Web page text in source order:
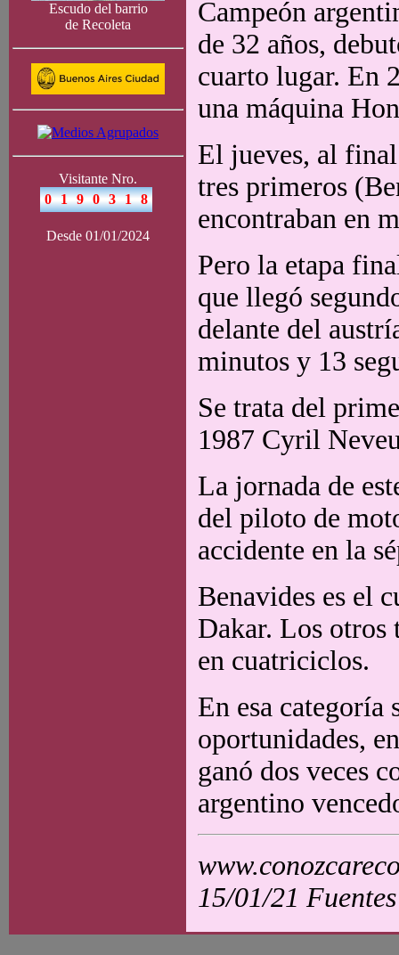
Escudo del barrio
de Recoleta
Visitante Nro.
Desde 01/01/2024
Campeón
de 32 años,
cuarto lugar. En
una máquina
El jueves, al final
tres primeros
encontraban en
Pero la etapa
que llegó
delante del
minutos y 13
Se trata del
1987 Cyril
La jornada de
del piloto de
accidente en la
Benavides es el
Dakar. Los otros
en cuatriciclos.
En esa categoría
oportunidades,
ganó dos veces
argentino
15/01/21